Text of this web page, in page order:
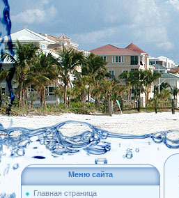
Меню сайта
Главная страница